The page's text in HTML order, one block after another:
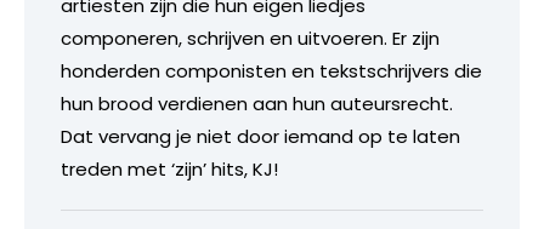
componeren, schrijven en uitvoeren. Er zijn
honderden componisten en tekstschrijvers die
hun brood verdienen aan hun auteursrecht.
Dat vervang je niet door iemand op te laten
treden met ‘zijn’ hits, KJ!